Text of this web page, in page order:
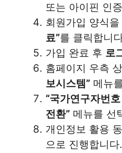
또는 아이핀 인
회원가입 양식
료”를 클릭합니
가입 완료 후 로
홈페이지 우측
보시스템” 메뉴
“국가연구자번
전환” 메뉴를 선
개인정보 활용
으로 진행합니다.